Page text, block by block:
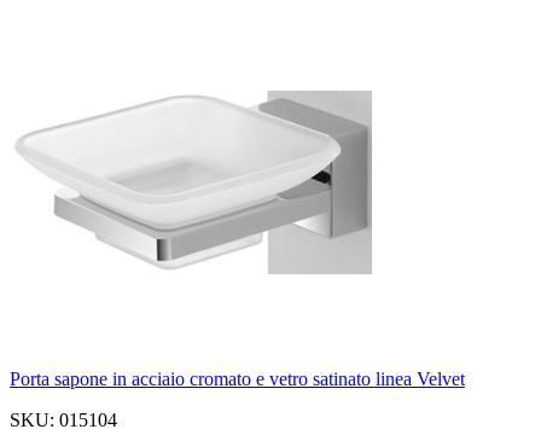
Porta sapone in acciaio cromato e vetro satinato linea Velvet
SKU: 015104